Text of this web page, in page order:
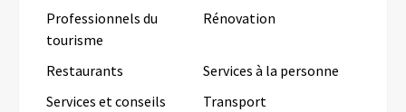
Professionnels du
tourisme
Rénovation
Restaurants
Services à la personne
Services et conseils
Transport